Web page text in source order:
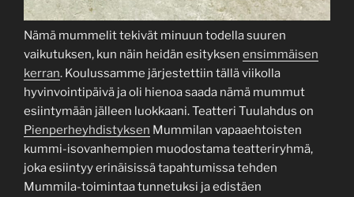
Nämä mummelit tekivät minuun todella suuren
vaikutuksen, kun näin heidän esityksen ensimmäisen
kerran. Koulussamme järjestettiin tällä viikolla
hyvinvointipäivä ja oli hienoa saada nämä mummut
esiintymään jälleen luokkaani. Teatteri Tuulahdus on
Pienperheyhdistyksen Mummilan vapaaehtoisten
kummi-isovanhempien muodostama teatteriryhmä,
joka esiintyy erinäisissä tapahtumissa tehden
Mummila-toimintaa tunnetuksi ja edistäen